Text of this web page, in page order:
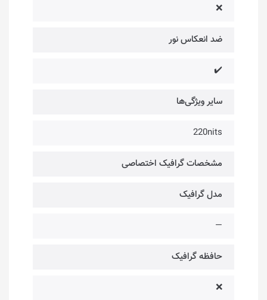
❌
ضد انعکاس نور
✔️
سایر ویژگی‌ها
220nits
مشخصات گرافیک اختصاصی
مدل گرافیک
—
حافظه گرافیک
❌